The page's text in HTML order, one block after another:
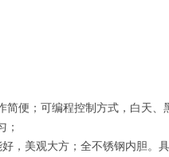
便；可编程控制方式，白天、
；
，美观大方；全不锈钢内胆。